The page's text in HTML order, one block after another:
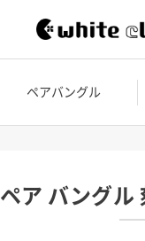
ペアバングル
ペア バングル